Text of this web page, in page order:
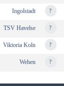
Ingolstadt ?
TSV Havelse ?
Viktoria Koln ?
Wehen ?